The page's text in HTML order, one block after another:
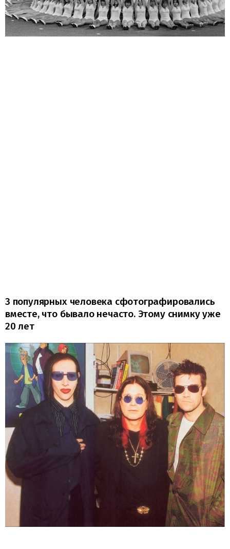
3 популярных человека сфотографировались
вместе, что бывало нечасто. Этому снимку уже
20 лет